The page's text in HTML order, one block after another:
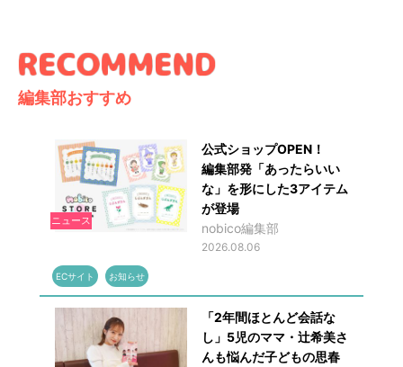
編集部おすすめ
ニュース
公式ショップOPEN！
編集部発「あったらいい
な」を形にした3アイテム
が登場
nobico編集部
2026.08.06
ECサイト お知らせ
「2年間ほとんど会話な
し」5児のママ・辻希美さ
んも悩んだ子どもの思春